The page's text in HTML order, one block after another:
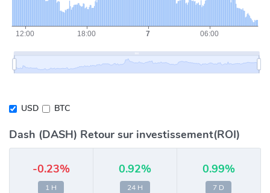
USD BTC
Dash (DASH) Retour sur investissement(ROI)
-0.23%
1 H
0.92%
24 H
0.99%
7 D